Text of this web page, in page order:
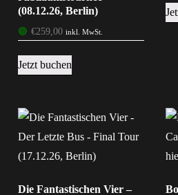
(08.12.26, Berlin)
🟢 €259,00 inkl. MwSt.
Jetzt buchen
Die Fantastischen Vier –